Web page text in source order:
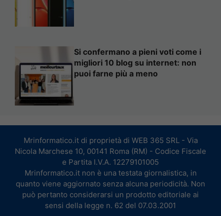
Si confermano a pieni voti come i
migliori 10 blog su internet: non
puoi farne più a meno
Mrinformatico.it di proprietà di WEB 365 SRL - Via
Nicola Marchese 10, 00141 Roma (RM) - Codice Fiscale
e Partita I.V.A. 12279101005
Mrinformatico.it non è una testata giornalistica, in
quanto viene aggiornato senza alcuna periodicità. Non
può pertanto considerarsi un prodotto editoriale ai
sensi della legge n. 62 del 07.03.2001